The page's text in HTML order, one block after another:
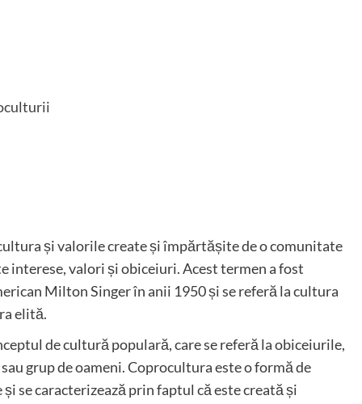
și valorile create și împărtășite de o comunitate
interese, valori și obiceiuri. Acest termen a fost
Milton Singer în anii 1950 și se referă la cultura
elită.
de cultură populară, care se referă la obiceiurile,
grup de oameni. Coprocultura este o formă de
se caracterizează prin faptul că este creată și